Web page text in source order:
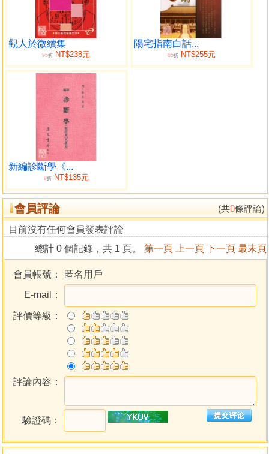
觀人於微續集
95折 NT$238元
陽宅指南白話...
85折NT$255元
新編診斷學《...
9折NT$135元
會員評論 (共0條評論)
目前沒有任何會員發表評論
總計 0 個記錄，共 1 頁。 第一頁 上一頁 下一頁 最末頁
會員帳號：
匿名用戶
E-mail：
評價等級：
評論內容：
驗證碼：